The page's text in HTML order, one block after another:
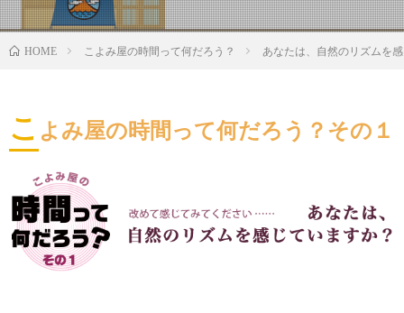
HOME こよみ屋の時間って何だろう？ あなたは、自然のリズムを
こ よみ屋の時間って何だろう？その１